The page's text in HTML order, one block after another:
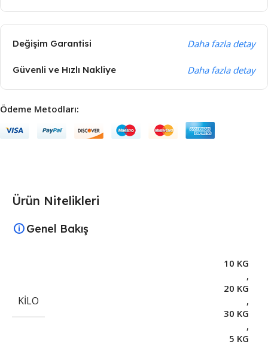
Değişim Garantisi Daha fazla detay
Güvenli ve Hızlı Nakliye Daha fazla detay
Ödeme Metodları:
Ürün Nitelikleri
Genel Bakış
KILO
10 KG
,
20 KG
,
30 KG
,
5 KG